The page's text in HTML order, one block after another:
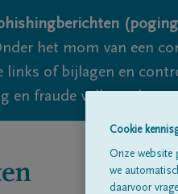
het mom van een
links of bijlagen en
en fraude vallen echter
Cookie
Onze website
we
daarvoor